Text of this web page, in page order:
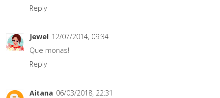
Reply
Jewel 12/07/2014, 09:34
Que monas!
Reply
Aitana 06/03/2018, 22:31